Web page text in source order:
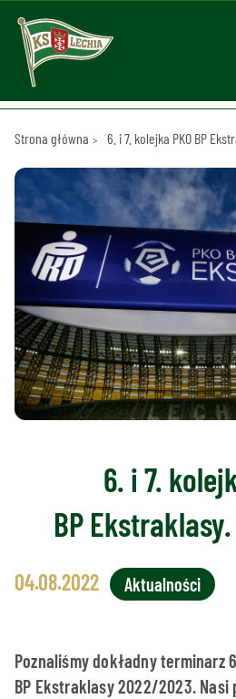
Strona główna 6. i 7. kolejka PKO BP
6. i 7.
BP
04.08.2022 Aktualności
Poznaliśmy dokładny terminarz
BP Ekstraklasy 2022/2023. Nasi